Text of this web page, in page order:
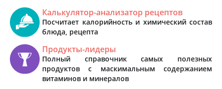
Калькулятор-анализатор рецептов
Посчитает калорийность и химический состав
блюда, рецепта
Продукты-лидеры
Полный справочник самых полезных
продуктов с маскимальным содержанием
витаминов и минералов